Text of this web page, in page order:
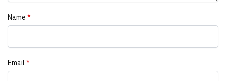
Name *
Email *